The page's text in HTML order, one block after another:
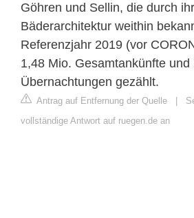
Göhren und Sellin, die durch
Bäderarchitektur weithin
Referenzjahr 2019 (vor
1,48 Mio. Gesamtankünfte und
Übernachtungen gezählt.
Antrag auf Entfernung der Quelle
vollständige Antwort auf ruegen.de an